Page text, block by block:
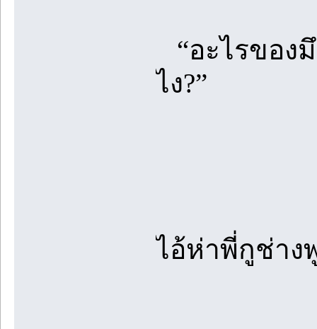
“อะไรของ
ไง?”
ไอ้ห่าพี่กูช่าง